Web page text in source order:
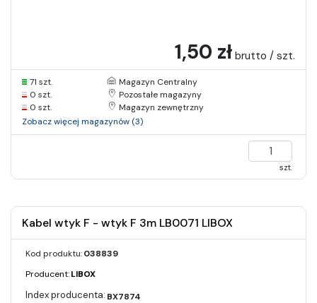
1,50 zł brutto / szt.
71 szt.
Magazyn Centralny
0 szt.
Pozostałe magazyny
0 szt.
Magazyn zewnętrzny
Zobacz więcej magazynów (3)
szt.
Kabel wtyk F - wtyk F 3m LB0071 LIBOX
Kod produktu:038839
Producent:LIBOX
BX7874